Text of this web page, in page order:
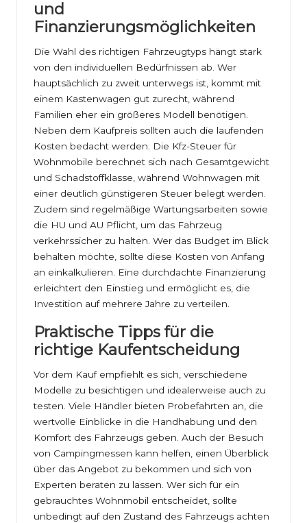
und
Finanzierungsmöglichkeiten
Die Wahl des richtigen Fahrzeugtyps hängt stark
von den individuellen Bedürfnissen ab. Wer
hauptsächlich zu zweit unterwegs ist, kommt mit
einem Kastenwagen gut zurecht, während
Familien eher ein größeres Modell benötigen.
Neben dem Kaufpreis sollten auch die laufenden
Kosten bedacht werden. Die Kfz-Steuer für
Wohnmobile berechnet sich nach Gesamtgewicht
und Schadstoffklasse, während Wohnwagen mit
einer deutlich günstigeren Steuer belegt werden.
Zudem sind regelmäßige Wartungsarbeiten sowie
die HU und AU Pflicht, um das Fahrzeug
verkehrssicher zu halten. Wer das Budget im Blick
behalten möchte, sollte diese Kosten von Anfang
an einkalkulieren. Eine durchdachte Finanzierung
erleichtert den Einstieg und ermöglicht es, die
Investition auf mehrere Jahre zu verteilen.
Praktische Tipps für die
richtige Kaufentscheidung
Vor dem Kauf empfiehlt es sich, verschiedene
Modelle zu besichtigen und idealerweise auch zu
testen. Viele Händler bieten Probefahrten an, die
wertvolle Einblicke in die Handhabung und den
Komfort des Fahrzeugs geben. Auch der Besuch
von Campingmessen kann helfen, einen Überblick
über das Angebot zu bekommen und sich von
Experten beraten zu lassen. Wer sich für ein
gebrauchtes Wohnmobil entscheidet, sollte
unbedingt auf den Zustand des Fahrzeugs achten